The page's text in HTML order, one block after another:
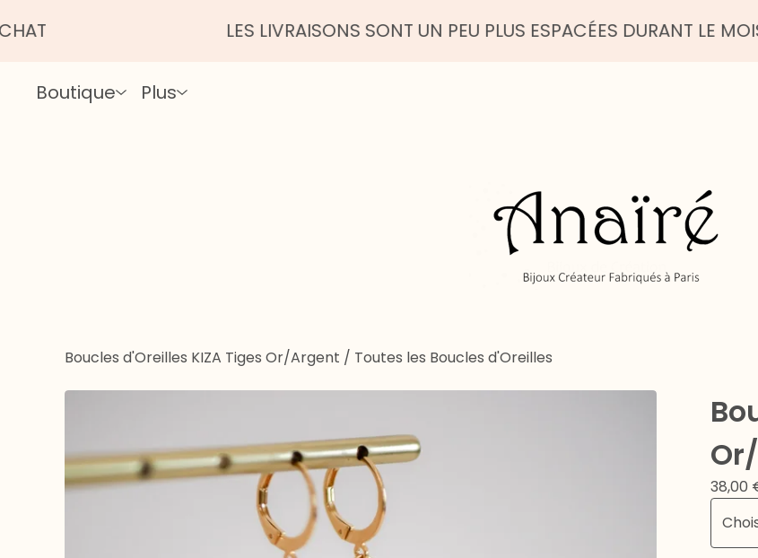
LES LIVRAISONS SONT UN PEU PLUS ESPACÉES DURANT LE MOIS
Boutique Plus
Boucles d'Oreilles KIZA Tiges Or/Argent / Toutes les Boucles d'Oreilles
38,00